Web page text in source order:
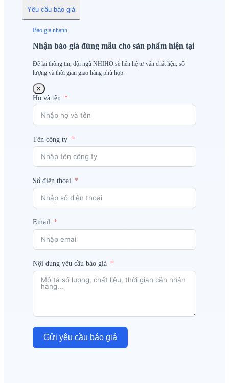
Yêu cầu báo giá
Báo giá nhanh
Nhận báo giá đúng mẫu cho sản phẩm hiện tại
Để lại thông tin, đội ngũ NHIHO sẽ liên hệ tư vấn chất liệu, số
lượng và thời gian giao hàng phù hợp.
×
Họ và tên
Tên công ty
Số điện thoại
Email
Nội dung yêu cầu báo giá
Gửi yêu cầu báo giá